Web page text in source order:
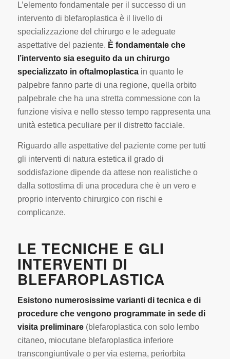
L’elemento fondamentale per il successo di un
intervento di blefaroplastica è il livello di
specializzazione del chirurgo e le adeguate
aspettative del paziente. È fondamentale che
l’intervento sia eseguito da un chirurgo
specializzato in oftalmoplasticain quanto le
palpebre fanno parte di una regione, quella orbito
palpebrale che ha una stretta commessione con la
funzione visiva e nello stesso tempo rappresenta una
unità estetica peculiare per il distretto facciale.
Riguardo alle aspettative del paziente come per tutti
gli interventi di natura estetica il grado di
soddisfazione dipende da attese non realistiche o
dalla sottostima di una procedura che è un vero e
proprio intervento chirurgico con rischi e
complicanze.
LE TECNICHE E GLI
INTERVENTI DI
BLEFAROPLASTICA
Esistono numerosissime varianti di tecnica e di
procedure che vengono programmate in sede di
visita preliminare(blefaroplastica con solo lembo
citaneo, miocutane blefaroplastica inferiore
transcongiuntivale o per via esterna, periorbita